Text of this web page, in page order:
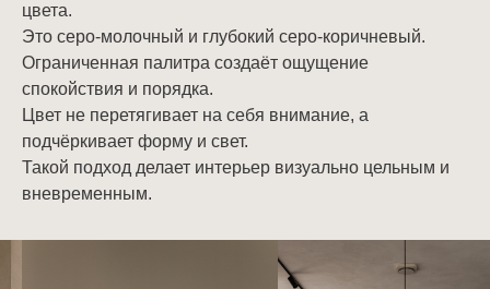
цвета.
Это серо-молочный и глубокий серо-коричневый.
Ограниченная палитра создаёт ощущение
спокойствия и порядка.
Цвет не перетягивает на себя внимание, а
подчёркивает форму и свет.
Такой подход делает интерьер визуально цельным и
вневременным.